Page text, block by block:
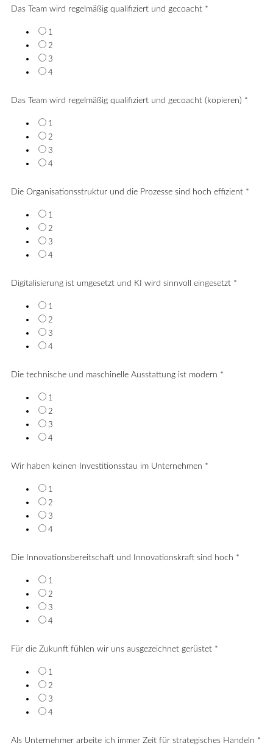
Das Team wird regelmäßig qualifiziert und gecoacht *
1
2
3
4
Das Team wird regelmäßig qualifiziert und gecoacht (kopieren) *
1
2
3
4
Die Organisationsstruktur und die Prozesse sind hoch effizient *
1
2
3
4
Digitalisierung ist umgesetzt und KI wird sinnvoll eingesetzt *
1
2
3
4
Die technische und maschinelle Ausstattung ist modern *
1
2
3
4
Wir haben keinen Investitionsstau im Unternehmen *
1
2
3
4
Die Innovationsbereitschaft und Innovationskraft sind hoch *
1
2
3
4
Für die Zukunft fühlen wir uns ausgezeichnet gerüstet *
1
2
3
4
Als Unternehmer arbeite ich immer Zeit für strategisches Handeln *